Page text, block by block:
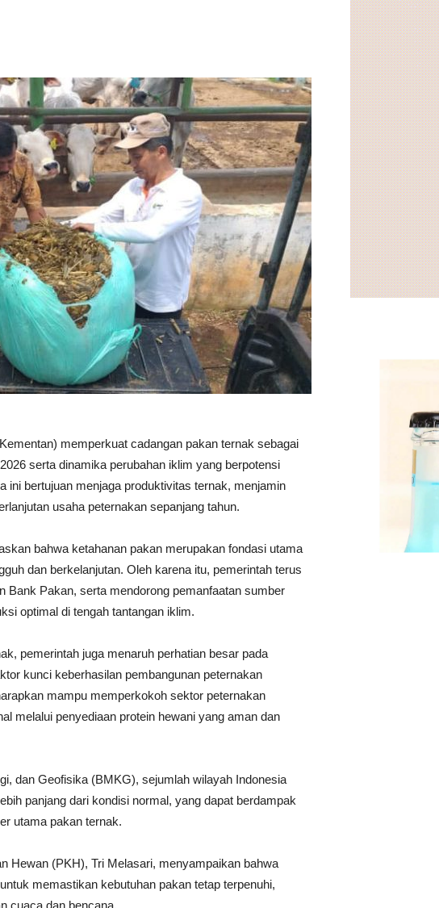
memperkuat cadangan pakan ternak sebagai
serta dinamika perubahan iklim yang berpotensi
ini bertujuan menjaga produktivitas ternak, menjamin
usaha peternakan sepanjang tahun.
bahwa ketahanan pakan merupakan fondasi utama
dan berkelanjutan. Oleh karena itu, pemerintah terus
Bank Pakan, serta mendorong pemanfaatan sumber
optimal di tengah tantangan iklim.
pemerintah juga menaruh perhatian besar pada
kunci keberhasilan pembangunan peternakan
mampu memperkokoh sektor peternakan
melalui penyediaan protein hewani yang aman dan
dan Geofisika (BMKG), sejumlah wilayah Indonesia
panjang dari kondisi normal, yang dapat berdampak
utama pakan ternak.
Hewan (PKH), Tri Melasari, menyampaikan bahwa
memastikan kebutuhan pakan tetap terpenuhi,
cuaca dan bencana.